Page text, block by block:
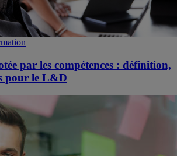
par les compétences : définition,
pour le L&D